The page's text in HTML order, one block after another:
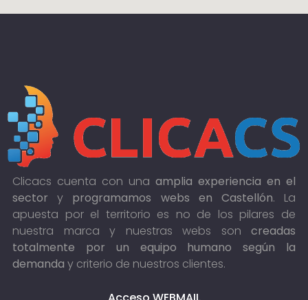
Clicacs cuenta con una amplia experiencia en el
sector y programamos webs en Castellón. La
apuesta por el territorio es no de los pilares de
nuestra marca y nuestras webs son creadas
totalmente por un equipo humano según la
demanda y criterio de nuestros clientes.